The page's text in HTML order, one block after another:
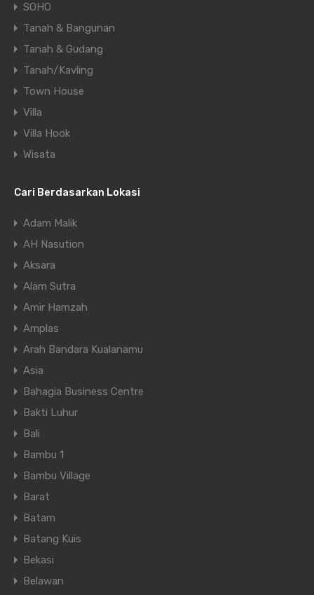
SOHO
Tanah & Bangunan
Tanah & Gudang
Tanah/Kavling
Town House
Villa
Villa Hook
Wisata
Cari Berdasarkan Lokasi
Adam Malik
AH Nasution
Aksara
Alam Sutra
Amir Hamzah
Amplas
Arah Bandara Kualanamu
Asia
Bahagia Business Centre
Bakti Luhur
Bali
Bambu 1
Bambu Village
Barat
Batam
Batang Kuis
Bekasi
Belawan